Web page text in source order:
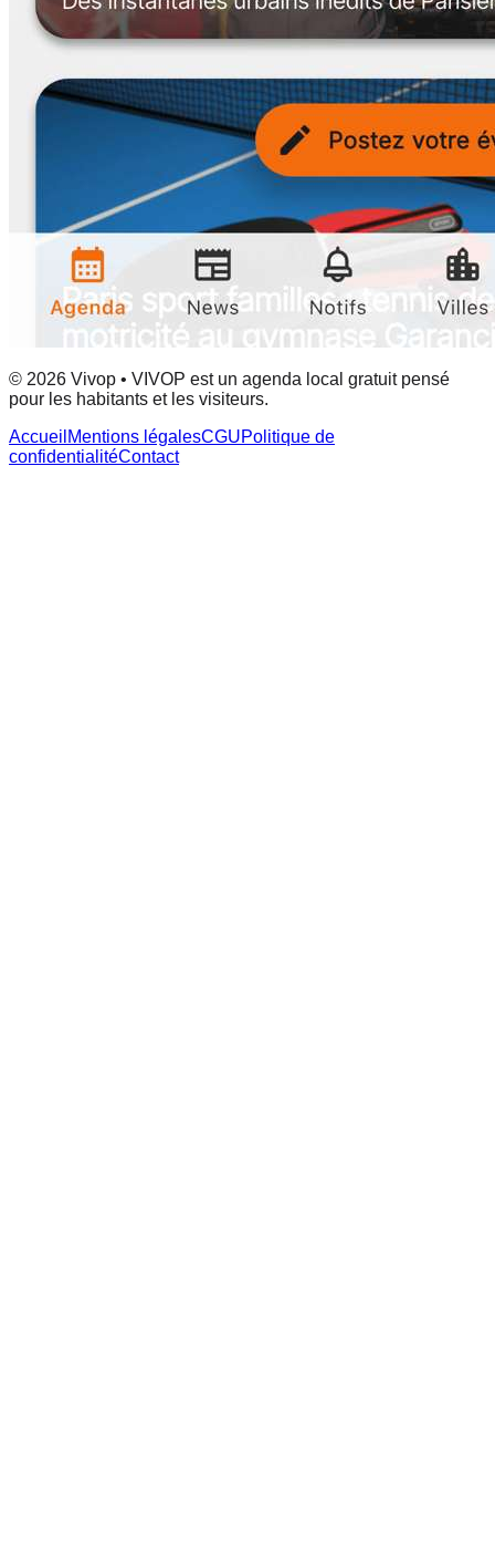
© 2026 Vivop • VIVOP est un agenda local gratuit pensé
pour les habitants et les visiteurs.
Accueil Mentions légalesCGUPolitique de
confidentialitéContact